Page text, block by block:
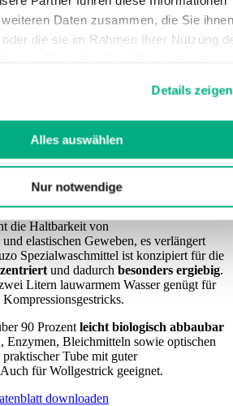
Daten zusammen, die Sie ihnen
die sie im Rahmen Ihrer Nutzung
undImpressum.
Details zeigen
Alles auswählen
Nur notwendige
und elastisches
die Haltbarkeit von
elastischen Geweben, es verlängert
Spezialwaschmittel ist konzipiert für die
und dadurch besonders ergiebig.
Litern lauwarmem Wasser genügt für
90 Prozent leicht biologisch abbaubar
Enzymen, Bleichmitteln sowie optischen
Tube mit guter
für Wollgestrick geeignet.
downloaden